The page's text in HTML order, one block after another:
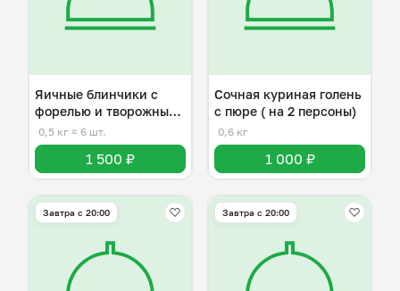
Яичные блинчики с
форелью и творожным
сыром
0,5 кг ≈ 6 шт.
1 500 ₽
Сочная куриная голень
с пюре ( на 2 персоны)
0,6 кг
1 000 ₽
Завтра c 20:00 Завтра c 20:00